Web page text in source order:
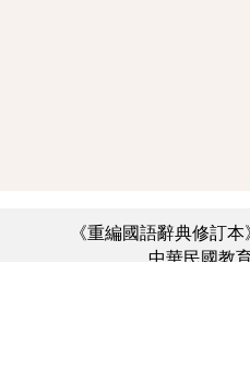
《重編國語辭典修訂
中華民國教